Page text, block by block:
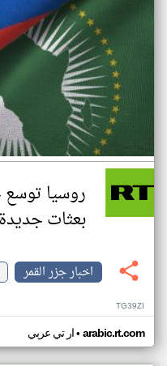
روسيا
بعثات جديدة في 4 دول
اخبار جزر القمر
TG39ZI
ار تي عربي• arabic.rt.com